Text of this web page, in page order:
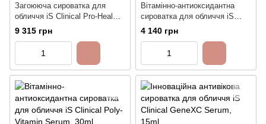
Загоююча сироватка для
обличчя iS Clinical Pro-Heal
Serum Advance+, 30ml
9 315 грн
Вітамінно-антиоксидантна
сироватка для обличчя iS
Clinical Poly-Vitamin Serum,
4 140 грн